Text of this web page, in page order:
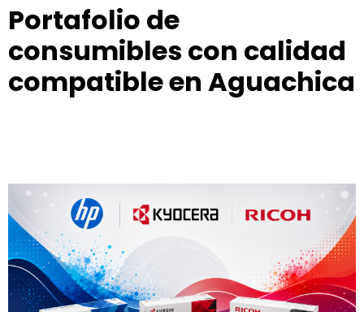
Portafolio de
consumibles con calidad
compatible en Aguachica